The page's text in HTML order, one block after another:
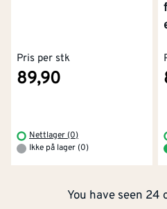
Pris per stk
89,90
Nettlager (0)
Ikke på lager (0)
You have seen 24
Betaling
Om Montér